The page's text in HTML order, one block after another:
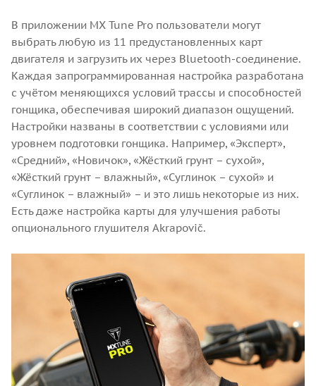
В приложении MX Tune Pro пользователи могут
выбрать любую из 11 предустановленных карт
двигателя и загрузить их через Bluetooth-соединение.
Каждая запрограммированная настройка разработана
с учётом меняющихся условий трассы и способностей
гонщика, обеспечивая широкий диапазон ощущений.
Настройки названы в соответствии с условиями или
уровнем подготовки гонщика. Например, «Эксперт»,
«Средний», «Новичок», «Жёсткий грунт – сухой»,
«Жёсткий грунт – влажный», «Суглинок – сухой» и
«Суглинок – влажный» – и это лишь некоторые из них.
Есть даже настройка карты для улучшения работы
опционального глушителя Akrapovič.